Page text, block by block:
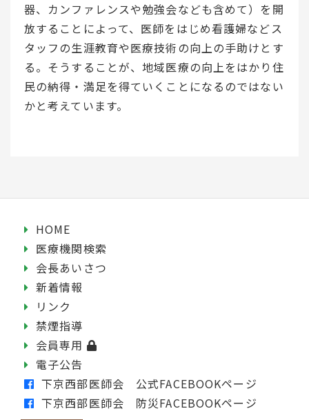
器、カンファレンスや勉強会なども含めて）を開
放することによって、医師をはじめ看護婦などス
タッフの生涯教育や医療技術の向上の手助けとす
る。そうすることが、地域医療の向上をはかり住
民の納得・満足を得ていくことになるのではない
かと考えています。
HOME
医療機関検索
会長あいさつ
新着情報
リンク
禁煙指導
会員専用
電子公告
下京西部医師会 公式FACEBOOKページ
下京西部医師会 防災FACEBOOKページ